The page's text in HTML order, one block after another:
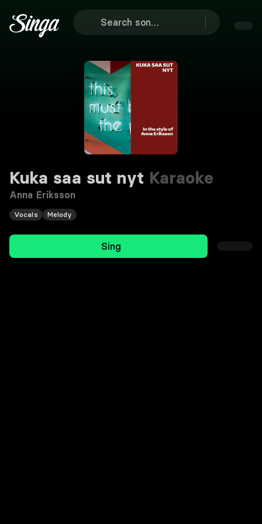
Kuka saa sut nyt Karaoke
Anna Eriksson
Vocals Melody
Sing